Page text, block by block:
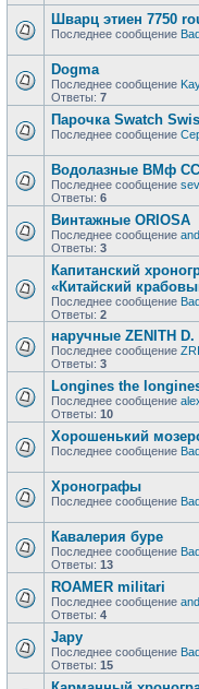
Шварц этиен 7750
Последнее сообщение
Dogma
Последнее сообщение
Ответы: 7
Парочка Swatch
Последнее сообщение
Водолазные ВМф
Последнее сообщение
Ответы: 6
Винтажные ORIOSA
Последнее сообщение
Ответы: 3
Капитанский
«Китайский
Последнее сообщение
Ответы: 2
наручные ZENITH
Последнее сообщение
Ответы: 3
Longines the
Последнее сообщение
Ответы: 10
Хорошенький
Последнее сообщение
Хронографы
Последнее сообщение
Кавалерия буре
Последнее сообщение
Ответы: 13
ROAMER militari
Последнее сообщение
Ответы: 4
Japy
Последнее сообщение
Ответы: 15